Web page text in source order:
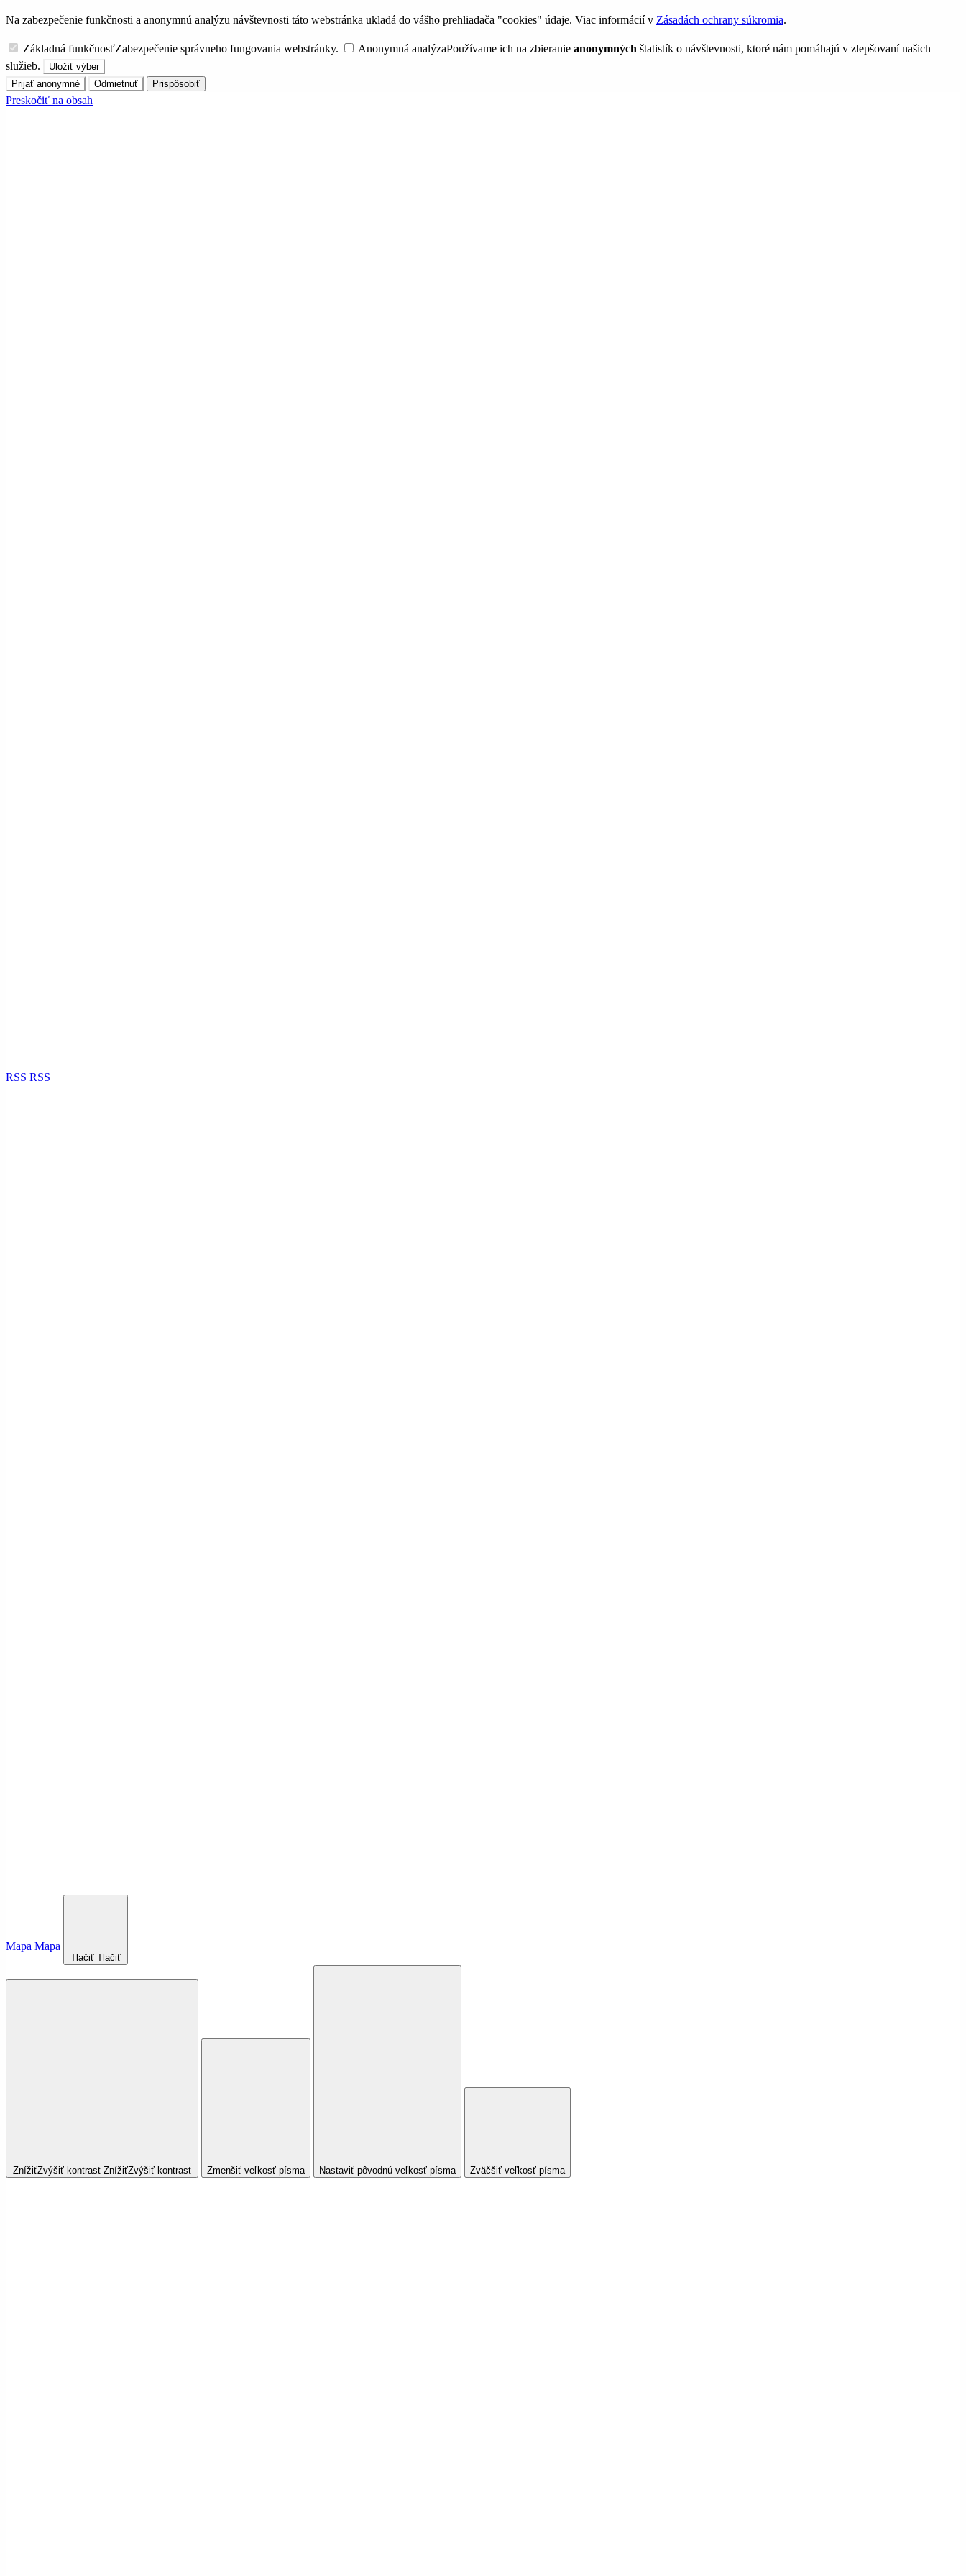
Na zabezpečenie funkčnosti a anonymnú analýzu návštevnosti táto webstránka ukladá do vášho prehliadača "cookies" údaje. Viac informácií v Zásadách ochrany súkromia.
Základná funkčnosťZabezpečenie správneho fungovania webstránky. Anonymná analýzaPoužívame ich na zbieranie anonymných štatistík o návštevnosti, ktoré nám pomáhajú v zlepšovaní našich
služieb.
Uložiť výber
Prijať anonymné
Odmietnuť Prispôsobiť
Preskočiť na obsah
RSS RSS
Mapa Mapa
Tlačiť Tlačiť
ZnížiťZvýšiť kontrast ZnížiťZvýšiť kontrast Zmenšiť veľkosť písma Nastaviť pôvodnú veľkosť písma Zväčšiť veľkosť písma